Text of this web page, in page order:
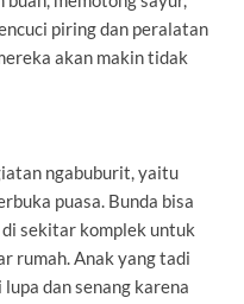
piring dan peralatan
akan makin tidak
ngabuburit, yaitu
puasa. Bunda bisa
sekitar komplek untuk
rumah. Anak yang tadi
dan senang karena